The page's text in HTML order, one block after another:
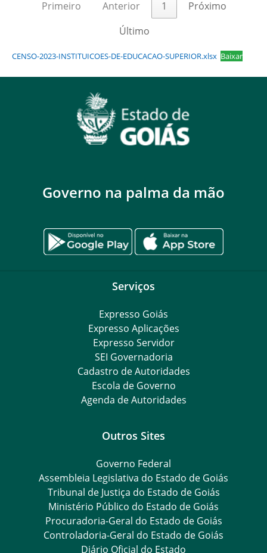
Primeiro
Anterior 1
Próximo
Último
CENSO-2023-INSTITUICOES-DE-EDUCACAO-SUPERIOR.xlsx Baixar
Governo na palma da mão
Serviços
Expresso Goiás
Expresso Aplicações
Expresso Servidor
SEI Governadoria
Cadastro de Autoridades
Escola de Governo
Agenda de Autoridades
Outros Sites
Governo Federal
Assembleia Legislativa do Estado de Goiás
Tribunal de Justiça do Estado de Goiás
Ministério Público do Estado de Goiás
Procuradoria-Geral do Estado de Goiás
Controladoria-Geral do Estado de Goiás
Diário Oficial do Estado